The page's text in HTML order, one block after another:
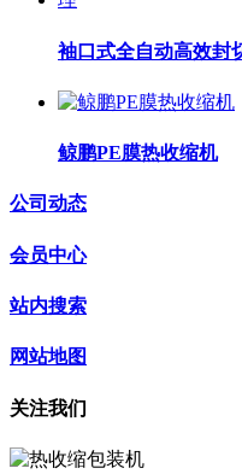
袖口式全自动高效封
鲸鹏PE膜热收缩机
公司动态
会员中心
站内搜索
网站地图
关注我们